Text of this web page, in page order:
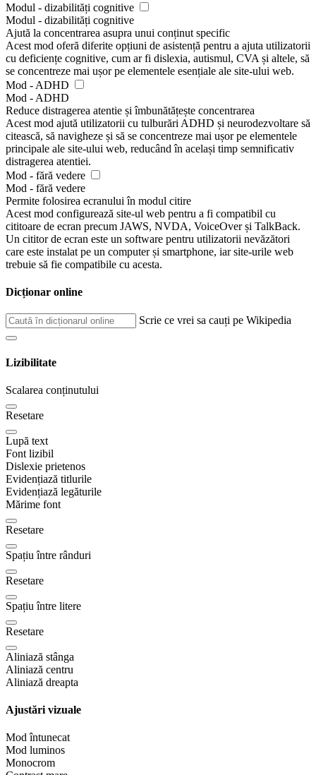
Modul - dizabilități cognitive
Modul - dizabilități cognitive
Ajută la concentrarea asupra unui conținut specific
Acest mod oferă diferite opțiuni de asistență pentru a ajuta utilizatorii
cu deficiențe cognitive, cum ar fi dislexia, autismul, CVA și altele, să
se concentreze mai ușor pe elementele esențiale ale site-ului web.
Mod - ADHD
Mod - ADHD
Reduce distragerea atentie și îmbunătățește concentrarea
Acest mod ajută utilizatorii cu tulburări ADHD și neurodezvoltare să
citească, să navigheze și să se concentreze mai ușor pe elementele
principale ale site-ului web, reducând în același timp semnificativ
distragerea atentiei.
Mod - fără vedere
Mod - fără vedere
Permite folosirea ecranului în modul citire
Acest mod configurează site-ul web pentru a fi compatibil cu
cititoare de ecran precum JAWS, NVDA, VoiceOver și TalkBack.
Un cititor de ecran este un software pentru utilizatorii nevăzători
care este instalat pe un computer și smartphone, iar site-urile web
trebuie să fie compatibile cu acesta.
Dicționar online
Scrie ce vrei sa cauți pe Wikipedia
Lizibilitate
Scalarea conținutului
Resetare
Lupă text
Font lizibil
Dislexie prietenos
Evidențiază titlurile
Evidențiază legăturile
Mărime font
Resetare
Spațiu între rânduri
Resetare
Spațiu între litere
Resetare
Aliniază stânga
Aliniază centru
Aliniază dreapta
Ajustări vizuale
Mod întunecat
Mod luminos
Monocrom